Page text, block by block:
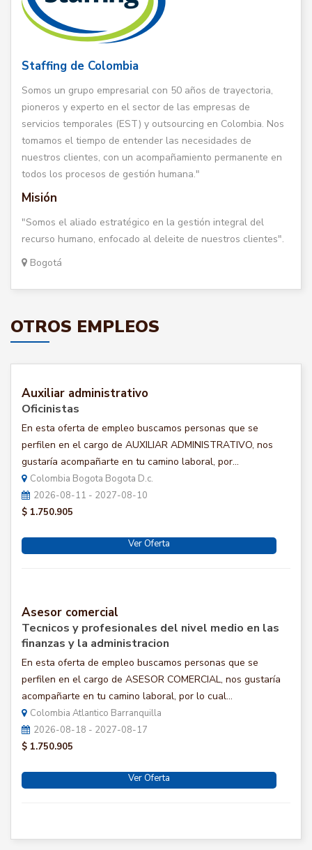
Staffing de Colombia
Somos un grupo empresarial con 50 años de trayectoria,
pioneros y experto en el sector de las empresas de
servicios temporales (EST) y outsourcing en Colombia. Nos
tomamos el tiempo de entender las necesidades de
nuestros clientes, con un acompañamiento permanente en
todos los procesos de gestión humana."
Misión
"Somos el aliado estratégico en la gestión integral del
recurso humano, enfocado al deleite de nuestros clientes".
Bogotá
OTROS EMPLEOS
Auxiliar administrativo
Oficinistas
En esta oferta de empleo buscamos personas que se
perfilen en el cargo de AUXILIAR ADMINISTRATIVO, nos
gustaría acompañarte en tu camino laboral, por...
Colombia Bogota Bogota D.c.
2026-08-11 - 2027-08-10
$ 1.750.905
Ver Oferta
Asesor comercial
Tecnicos y profesionales del nivel medio en las
finanzas y la administracion
En esta oferta de empleo buscamos personas que se
perfilen en el cargo de ASESOR COMERCIAL, nos gustaría
acompañarte en tu camino laboral, por lo cual...
Colombia Atlantico Barranquilla
2026-08-18 - 2027-08-17
$ 1.750.905
Ver Oferta